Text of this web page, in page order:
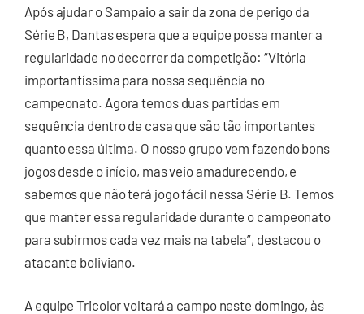
Após ajudar o Sampaio a sair da zona de perigo da
Série B, Dantas espera que a equipe possa manter a
regularidade no decorrer da competição: “Vitória
importantíssima para nossa sequência no
campeonato. Agora temos duas partidas em
sequência dentro de casa que são tão importantes
quanto essa última. O nosso grupo vem fazendo bons
jogos desde o início, mas veio amadurecendo, e
sabemos que não terá jogo fácil nessa Série B. Temos
que manter essa regularidade durante o campeonato
para subirmos cada vez mais na tabela”, destacou o
atacante boliviano.
A equipe Tricolor voltará a campo neste domingo, às